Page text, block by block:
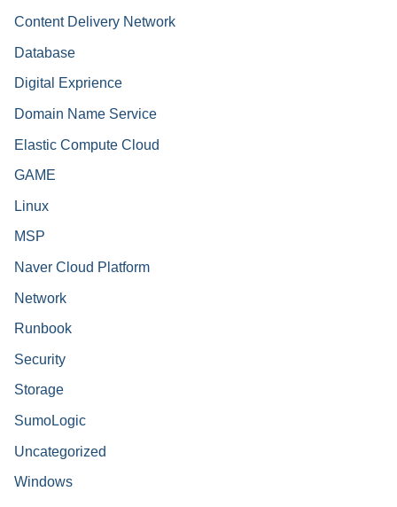
Content Delivery Network
Database
Digital Exprience
Domain Name Service
Elastic Compute Cloud
GAME
Linux
MSP
Naver Cloud Platform
Network
Runbook
Security
Storage
SumoLogic
Uncategorized
Windows